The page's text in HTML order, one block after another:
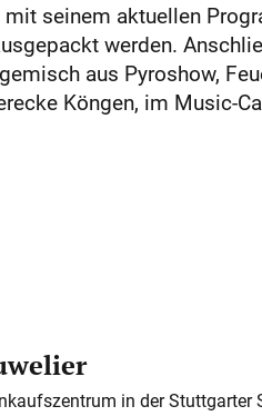
seinem aktuellen
werden.
aus Pyroshow,
Köngen, im Music-
in der Stuttgarter